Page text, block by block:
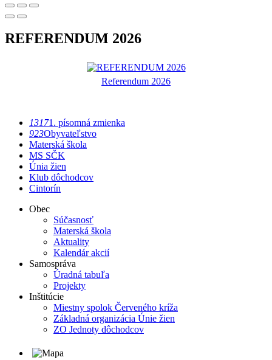
REFERENDUM 2026
Referendum 2026
13171. písomná zmienka
923Obyvateľstvo
Materská škola
MS SČK
Únia žien
Klub dôchodcov
Cintorín
Obec
Súčasnosť
Materská škola
Aktuality
Kalendár akcií
Samospráva
Úradná tabuľa
Projekty
Inštitúcie
Miestny spolok Červeného kríža
Základná organizácia Únie žien
ZO Jednoty dôchodcov